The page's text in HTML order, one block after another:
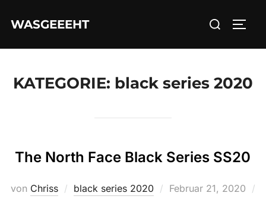
InhaltWASGEEEHT
Suchen
KATEGORIE: black series 2020
The North Face Black Series SS20
von Chriss black series 2020
Veröffentlicht
Februar 21, 2020